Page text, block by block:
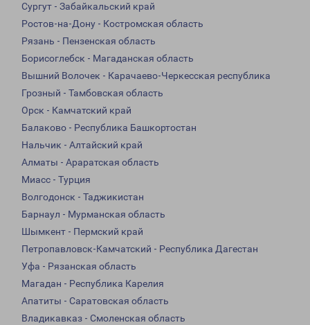
Сургут - Забайкальский край
Ростов-на-Дону - Костромская область
Рязань - Пензенская область
Борисоглебск - Магаданская область
Вышний Волочек - Карачаево-Черкесская республика
Грозный - Тамбовская область
Орск - Камчатский край
Балаково - Республика Башкортостан
Нальчик - Алтайский край
Алматы - Араратская область
Миасс - Турция
Волгодонск - Таджикистан
Барнаул - Мурманская область
Шымкент - Пермский край
Петропавловск-Камчатский - Республика Дагестан
Уфа - Рязанская область
Магадан - Республика Карелия
Апатиты - Саратовская область
Владикавказ - Смоленская область